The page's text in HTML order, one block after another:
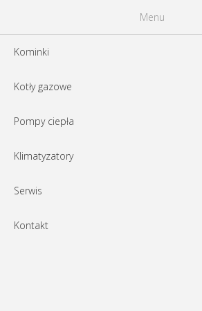
Logatherm WLW196i
składa się z modułu
powietrzna
Wersje z
Menu
Kominki
Kotły gazowe
Pompy ciepła
Klimatyzatory
Serwis
Kontakt